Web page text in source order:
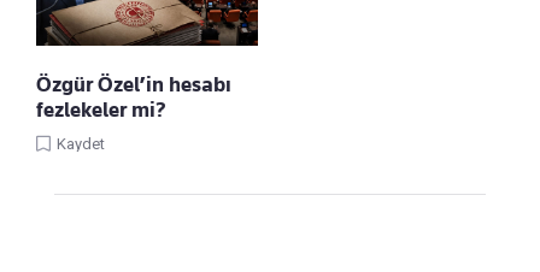
Özgür Özel’in hesabı
fezlekeler mi?
Kaydet